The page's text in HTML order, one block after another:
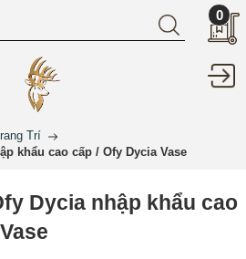
0
Trí
khẩu cao cấp / Ofy Dycia Vase
Dycia nhập khẩu cao